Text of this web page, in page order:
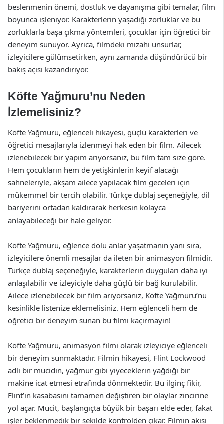
beslenmenin önemi, dostluk ve dayanışma gibi temalar, film
boyunca işleniyor. Karakterlerin yaşadığı zorluklar ve bu
zorluklarla başa çıkma yöntemleri, çocuklar için öğretici bir
deneyim sunuyor. Ayrıca, filmdeki mizahi unsurlar,
izleyicilere gülümsetirken, aynı zamanda düşündürücü bir
bakış açısı kazandırıyor.
Köfte Yağmuru’nu Neden
İzlemelisiniz?
Köfte Yağmuru, eğlenceli hikayesi, güçlü karakterleri ve
öğretici mesajlarıyla izlenmeyi hak eden bir film. Ailecek
izlenebilecek bir yapım arıyorsanız, bu film tam size göre.
Hem çocukların hem de yetişkinlerin keyif alacağı
sahneleriyle, akşam ailece yapılacak film geceleri için
mükemmel bir tercih olabilir. Türkçe dublaj seçeneğiyle, dil
bariyerini ortadan kaldırarak herkesin kolayca
anlayabileceği bir hale geliyor.
Köfte Yağmuru, eğlence dolu anlar yaşatmanın yanı sıra,
izleyicilere önemli mesajlar da ileten bir animasyon filmidir.
Türkçe dublaj seçeneğiyle, karakterlerin duyguları daha iyi
anlaşılabilir ve izleyiciyle daha güçlü bir bağ kurulabilir.
Ailece izlenebilecek bir film arıyorsanız, Köfte Yağmuru’nu
kesinlikle listenize eklemelisiniz. Hem eğlenceli hem de
öğretici bir deneyim sunan bu filmi kaçırmayın!
Köfte Yağmuru, animasyon filmi olarak izleyiciye eğlenceli
bir deneyim sunmaktadır. Filmin hikayesi, Flint Lockwood
adlı bir mucidin, yağmur gibi yiyeceklerin yağdığı bir
makine icat etmesi etrafında dönmektedir. Bu ilginç fikir,
Flint’ın kasabasını tamamen değiştiren bir olaylar zincirine
yol açar. Mucit, başlangıçta büyük bir başarı elde eder, fakat
işler beklenmedik bir şekilde kontrolden çıkar. Filmin akışı